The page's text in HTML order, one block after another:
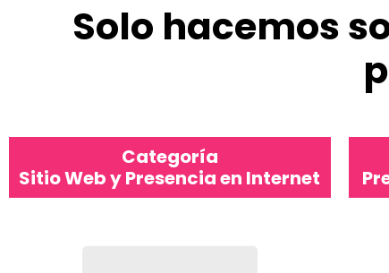
Solo hacemos
Categoría
Sitio Web y Presencia en Internet